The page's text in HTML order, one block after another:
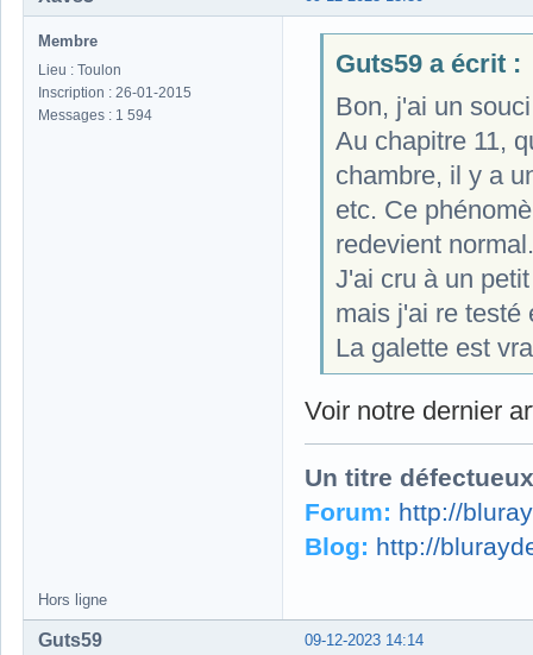
Membre
Lieu : Toulon
Inscription : 26-01-2015
Messages : 1 594
Guts59 a écrit :
Bon, j'ai un
Au chapitre 11,
chambre, il y a
etc. Ce
redevient normal.
J'ai cru à un
mais j'ai re testé
La galette est
Voir notre dernier
Un titre
Forum: http://
Blog: http://
Hors ligne
09-12-2023 14:14
Guts59